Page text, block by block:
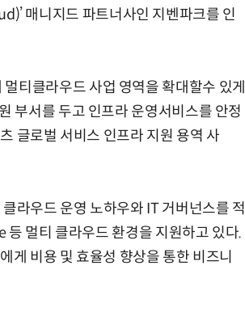
매니지드 파트너사인 지벤파크를 인
티클라우드 사업 영역을 확대할수 있게
부서를 두고 인프라 운영서비스를 안정
글로벌 서비스 인프라 지원 용역 사
라우드 운영 노하우와 IT 거버넌스를 적
등 멀티 클라우드 환경을 지원하고 있다.
게 비용 및 효율성 향상을 통한 비즈니
9
오픈AI, 챗GPT 무료도 최신 모델 무
한 지원…'아스트라' 출시 연기
10 “포항을 '제조 AX' 글로벌 거점으